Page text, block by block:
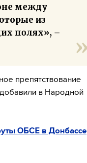
между
из
полях», –
препятствование
в Народной
ОБСЕ в Донбассе